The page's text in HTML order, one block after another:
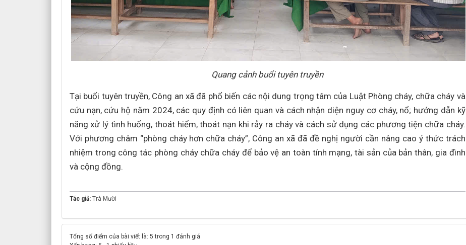
Quang cảnh buổi tuyên truyền
Tại buổi tuyên truyền, Công an xã đã phổ biến các nội dung trọng tâm của Luật Phòng cháy, chữa cháy và
cứu nạn, cứu hộ năm 2024, các quy định có liên quan và cách nhận diện nguy cơ cháy, nổ; hướng dẫn kỹ
năng xử lý tình huống, thoát hiểm, thoát nạn khi rảy ra cháy và cách sử dụng các phương tiện chữa cháy.
Với phương châm “phòng cháy hơn chữa cháy”, Công an xã đã đề nghị người cần nâng cao ý thức trách
nhiệm trong công tác phòng cháy chữa cháy để bảo vệ an toàn tính mạng, tài sản của bản thân, gia đình
và cộng đồng.
Tác giả: Trà Mười
Tổng số điểm của bài viết là: 5 trong 1 đánh giá